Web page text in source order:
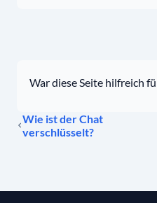
War diese Seite hilfreich
Wie ist der Chat
verschlüsselt?